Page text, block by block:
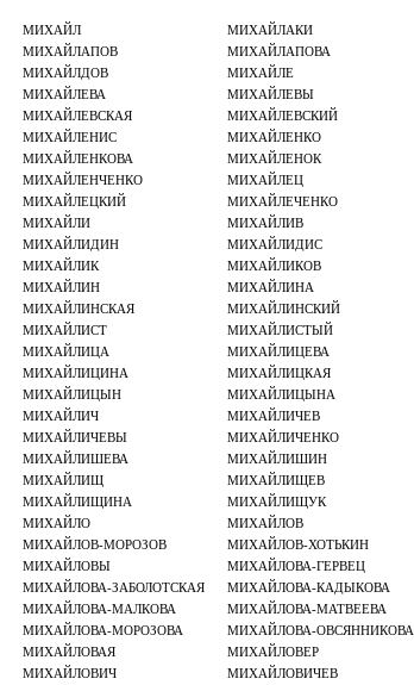
МИХАЙЛ МИХАЙЛАКИ
МИХАЙЛАПОВ
МИХАЙЛАПОВА
МИХАЙЛДОВ
МИХАЙЛЕ
МИХАЙЛЕВА
МИХАЙЛЕВЫ
МИХАЙЛЕВСКАЯ
МИХАЙЛЕВСКИЙ
МИХАЙЛЕНИС
МИХАЙЛЕНКО
МИХАЙЛЕНКОВА
МИХАЙЛЕНОК
МИХАЙЛЕНЧЕНКО
МИХАЙЛЕЦ
МИХАЙЛЕЦКИЙ
МИХАЙЛЕЧЕНКО
МИХАЙЛИ
МИХАЙЛИВ
МИХАЙЛИДИН
МИХАЙЛИДИС
МИХАЙЛИК
МИХАЙЛИКОВ
МИХАЙЛИН
МИХАЙЛИНА
МИХАЙЛИНСКАЯ
МИХАЙЛИНСКИЙ
МИХАЙЛИСТ
МИХАЙЛИСТЫЙ
МИХАЙЛИЦА
МИХАЙЛИЦЕВА
МИХАЙЛИЦИНА
МИХАЙЛИЦКАЯ
МИХАЙЛИЦЫН
МИХАЙЛИЦЫНА
МИХАЙЛИЧ
МИХАЙЛИЧЕВ
МИХАЙЛИЧЕВЫ
МИХАЙЛИЧЕНКО
МИХАЙЛИШЕВА
МИХАЙЛИШИН
МИХАЙЛИЩ
МИХАЙЛИЩЕВ
МИХАЙЛИЩИНА
МИХАЙЛИЩУК
МИХАЙЛО
МИХАЙЛОВ
МИХАЙЛОВ-МОРОЗОВ
МИХАЙЛОВ-ХОТЬКИН
МИХАЙЛОВЫ
МИХАЙЛОВА-ГЕРВЕЦ
МИХАЙЛОВА-ЗАБОЛОТСКАЯ
МИХАЙЛОВА-КАДЫКОВА
МИХАЙЛОВА-МАЛКОВА
МИХАЙЛОВА-МАТВЕЕВА
МИХАЙЛОВА-МОРОЗОВА
МИХАЙЛОВА-ОВСЯННИКОВА
МИХАЙЛОВАЯ
МИХАЙЛОВЕР
МИХАЙЛОВИЧ
МИХАЙЛОВИЧЕВ